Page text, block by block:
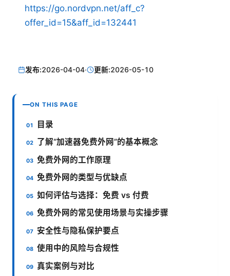
https://go.nordvpn.net/aff_c?
offer_id=15&aff_id=132441
发布:2026-04-04· 更新:2026-05-10
ON THIS PAGE
目录
了解“加速器免费外网”的基本概念
免费外网的工作原理
免费外网的类型与优缺点
如何评估与选择：免费 vs 付费
免费外网的常见使用场景与实操步骤
安全性与隐私保护要点
使用中的风险与合规性
真实案例与对比